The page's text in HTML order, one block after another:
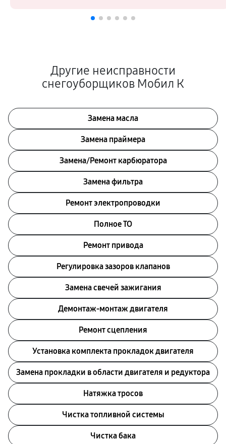
Другие неисправности
снегоуборщиков Мобил К
Замена масла
Замена праймера
Замена/Pемонт карбюратора
Замена фильтра
Ремонт электропроводки
Полное ТО
Ремонт привода
Регулировка зазоров клапанов
Замена свечей зажигания
Демонтаж-монтаж двигателя
Ремонт сцепления
Установка комплекта прокладок двигателя
Замена прокладки в области двигателя и редуктора
Натяжка тросов
Чистка топливной системы
Чистка бака